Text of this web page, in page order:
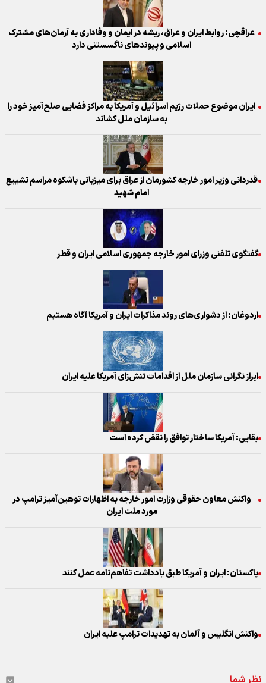
عراقچی: روابط ایران و عراق، ریشه در ایمان و وفاداری به آرمان‌های مشترک
اسلامی و پیوندهای ناگسستنی دارد
ایران موضوع حملات رژیم اسرائیل و آمریکا به مراکز فضایی صلح‌آمیز خود را
به سازمان ملل کشاند
قدردانی وزیر امور خارجه کشورمان از عراق برای میزبانی باشکوه مراسم تشییع
امام شهید
گفتگوی تلفنی وزرای امور خارجه جمهوری اسلامی ایران و قطر
اردوغان: از دشواری‌های روند مذاکرات ایران و آمریکا آگاه هستیم
ابراز نگرانی سازمان ملل از اقدامات تنش‌زای آمریکا علیه ایران
بقایی: آمریکا ساختار توافق را نقض کرده ‌است
واکنش معاون حقوقی وزارت امور خارجه به اظهارات توهین‌آمیز ترامپ در
مورد ملت ایران
پاکستان: ایران و آمریکا طبق یادداشت تفاهم‌نامه عمل کنند
واکنش انگلیس و آلمان به تهدیدات ترامپ علیه ایران
نظر شما